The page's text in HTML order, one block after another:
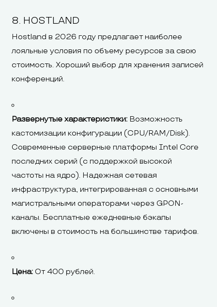
8. HOSTLAND
Hostland в 2026 году предлагает наиболее
лояльные условия по объему ресурсов за свою
стоимость. Хороший выбор для хранения записей
конференций.
Развернутые характеристики: Возможность
кастомизации конфигурации (CPU/RAM/Disk).
Современные серверные платформы Intel Core
последних серий (с поддержкой высокой
частоты на ядро). Надежная сетевая
инфраструктура, интегрированная с основными
магистральными операторами через GPON-
каналы. Бесплатные ежедневные бэкапы
включены в стоимость на большинстве тарифов.
Цена: От 400 рублей.